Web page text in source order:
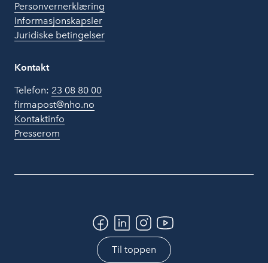
Personvernerklæring
Informasjonskapsler
Juridiske betingelser
Kontakt
Telefon: 23 08 80 00
firmapost@nho.no
Kontaktinfo
Presserom
Til toppen